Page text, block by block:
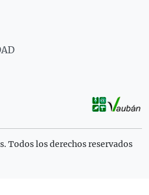
Todos los derechos reservados